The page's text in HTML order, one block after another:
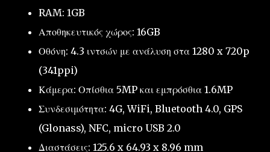
RAM: 1GB
Αποθηκευτικός χώρος: 16GB
Οθόνη: 4.3 ιντσών με ανάλυση στα 1280 x 720p
(341ppi)
Κάμερα: Οπίσθια 5MP και εμπρόσθια 1.6MP
Συνδεσιμότητα: 4G, WiFi, Bluetooth 4.0, GPS
(Glonass), NFC, micro USB 2.0
Διαστάσεις: 125.6 x 64.93 x 8.96 mm